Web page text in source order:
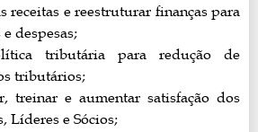
receitas e reestruturar finanças para
despesas;
tributária para redução de
tributários;
treinar e aumentar satisfação dos
Líderes e Sócios;